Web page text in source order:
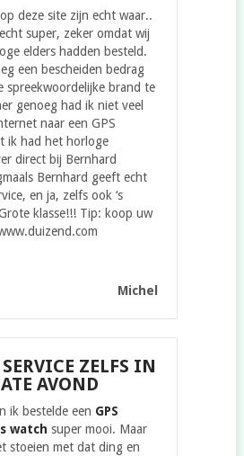
deze site zijn echt waar..
super, zeker omdat wij
elders hadden besteld.
een bescheiden bedrag
spreekwoordelijke brand te
genoeg had ik niet veel
naar een GPS
ik had het horloge
direct bij Bernhard
Bernhard geeft echt
en ja, zelfs ook ‘s
klasse!!! Tip: koop uw
Michel
ZELFS IN
AVOND
ik bestelde een GPS
watch super mooi. Maar
stoeien met dat ding en